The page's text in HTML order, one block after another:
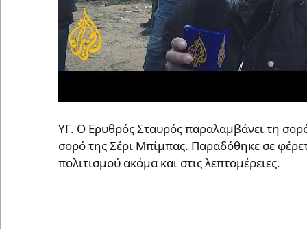
ΥΓ. Ο Ερυθρός Σταυρός παραλαμβάνει τη
σορό της Σέρι Μπίμπας. Παραδόθηκε σε
πολιτισμού ακόμα και στις λεπτομέρειες.